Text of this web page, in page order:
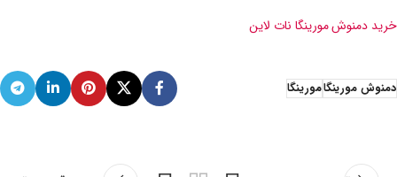
خرید دمنوش مورینگا نات لاین
دمنوش مورینگامورینگا